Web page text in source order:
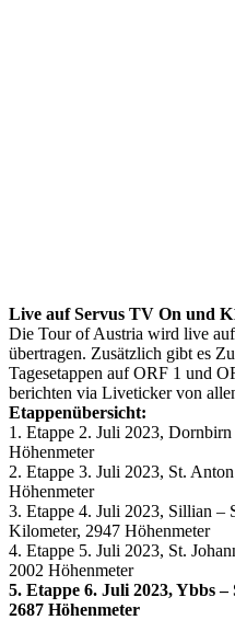
Live auf Servus TV On und
Die Tour of Austria wird live
übertragen. Zusätzlich gibt es
Tagesetappen auf ORF 1 und
berichten via Liveticker von
Etappenübersicht:
1. Etappe 2. Juli 2023,
Höhenmeter
2. Etappe 3. Juli 2023, St.
Höhenmeter
3. Etappe 4. Juli 2023, Sillian –
Kilometer, 2947 Höhenmeter
4. Etappe 5. Juli 2023, St.
2002 Höhenmeter
5. Etappe 6. Juli 2023, Ybbs
2687 Höhenmeter